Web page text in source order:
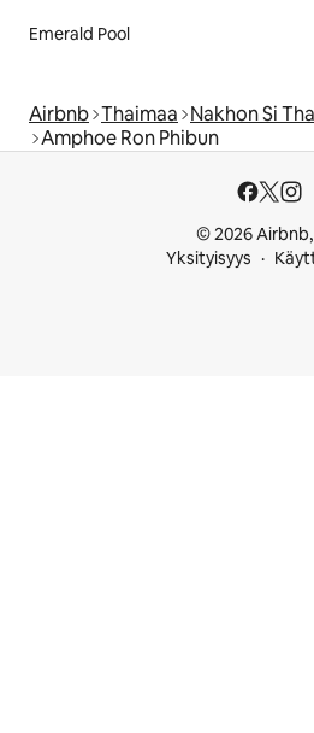
Emerald Pool
Airbnb Thaimaa Nakhon Si
Amphoe Ron Phibun
© 2026 Airbnb,
Yksityisyys